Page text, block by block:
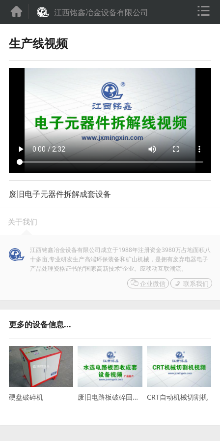
 江西铭鑫冶金设备有限公司 
生产线视频
废旧电子元器件拆解成套设备
关于我们
江西铭鑫冶金设备有限公司成立于1988年注册资金3980万占地面积八
十多亩,专业研发生产高端环保装备和矿山机械，是拥有废弃电器电子
产品处理资格证书的“国家高新技术”企业。应移动互联潮流。
企业微信  联系我们
更多的设备信息...
硬盘破碎机 废旧电路板破碎回收成套设备广昌客户 CRT自动机械切割机